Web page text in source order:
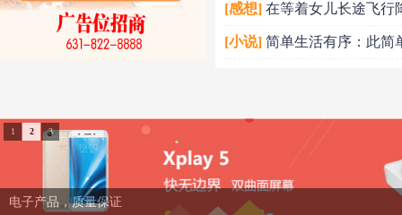
[感想] 在等着女儿长途飞行
[小说] 简单生活有序：此简
时尚潮流
1 2 3